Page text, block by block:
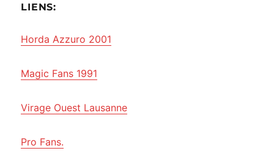
LIENS:
Horda Azzuro 2001
Magic Fans 1991
Virage Ouest Lausanne
Pro Fans.